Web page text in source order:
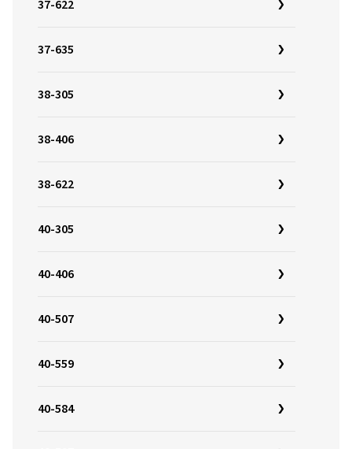
37-622
37-635
38-305
38-406
38-622
40-305
40-406
40-507
40-559
40-584